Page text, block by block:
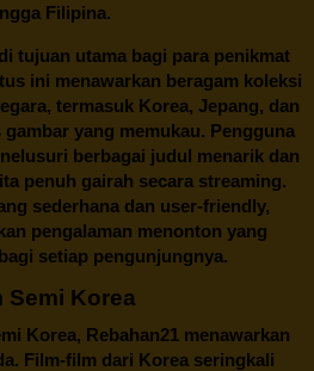
Filipina.
tujuan utama bagi para penikmat
ini menawarkan beragam koleksi
termasuk Korea, Jepang, dan
yang memukau. Pengguna
berbagai judul menarik dan
penuh gairah secara streaming.
sederhana dan user-friendly,
pengalaman menonton yang
setiap pengunjungnya.
Semi Korea
Korea, Rebahan21menawarkan
Film-film dari Korea seringkali